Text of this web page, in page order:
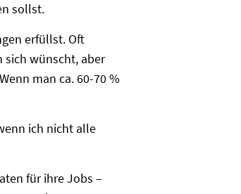
sollst.
erfüllst. Oft
sich wünscht, aber
man ca. 60-70 %
ich nicht alle
für ihre Jobs –